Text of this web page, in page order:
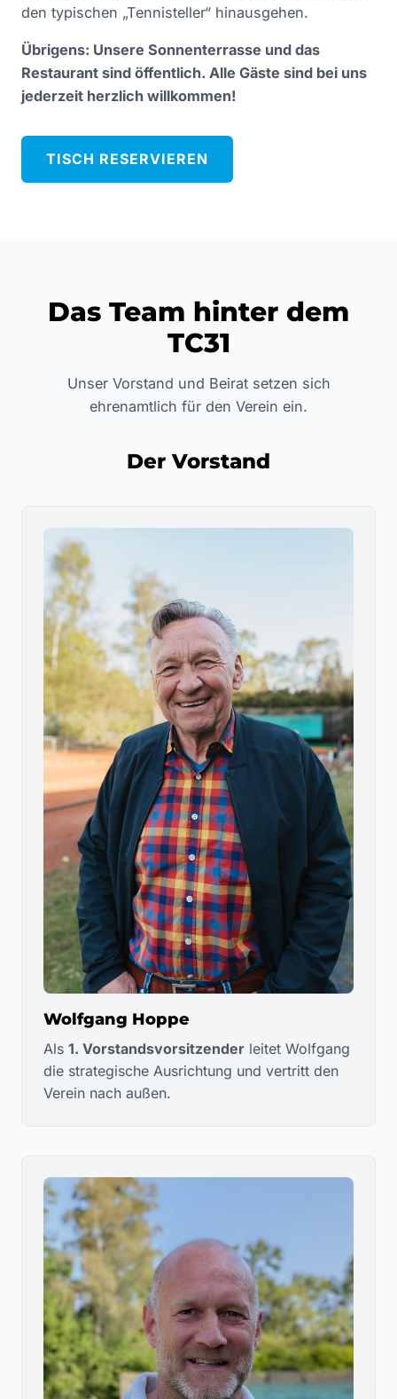
den typischen „Tennisteller“ hinausgehen.
Übrigens: Unsere Sonnenterrasse und das
Restaurant sind öffentlich. Alle Gäste sind bei uns
jederzeit herzlich willkommen!
TISCH RESERVIEREN
Das Team hinter dem
TC31
Unser Vorstand und Beirat setzen sich
ehrenamtlich für den Verein ein.
Der Vorstand
Wolfgang Hoppe
Als 1. Vorstandsvorsitzender leitet Wolfgang
die strategische Ausrichtung und vertritt den
Verein nach außen.